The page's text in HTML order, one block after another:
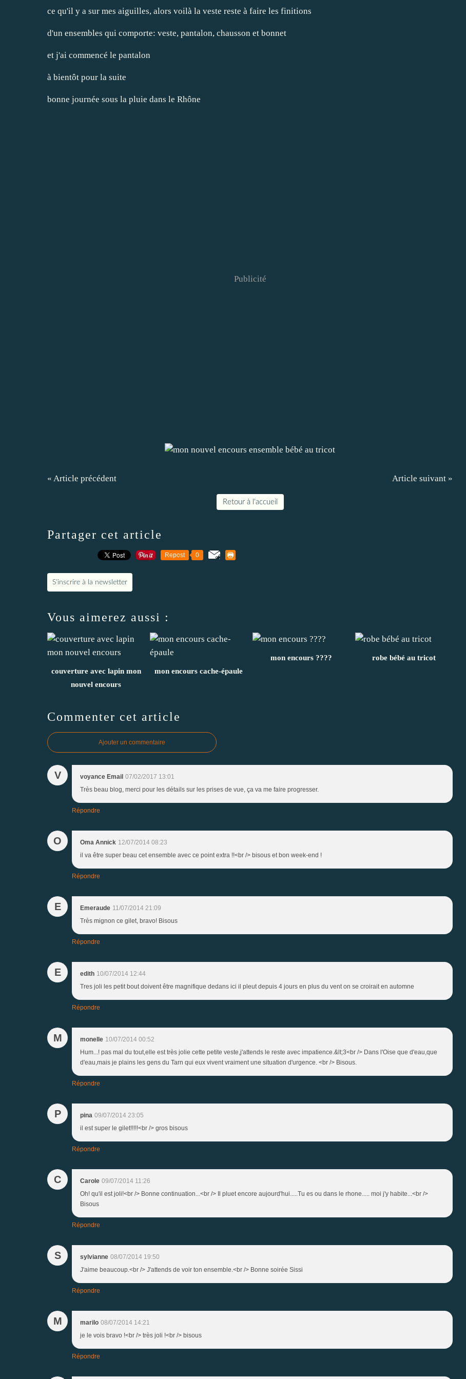
ce qu'il y a sur mes aiguilles, alors voilà la veste reste à faire les finitions
d'un ensembles qui comporte: veste, pantalon, chausson et bonnet
et j'ai commencé le pantalon
à bientôt pour la suite
bonne journée sous la pluie dans le Rhône
Publicité
« Article précédent Article suivant »
Retour à l'accueil
Partager cet article
Repost 0
S'inscrire à la newsletter
Vous aimerez aussi :
couverture avec lapin mon
nouvel encours
mon encours cache-épaule
mon encours ???? robe bébé au tricot
Commenter cet article
Ajouter un commentaire
V voyance Email 07/02/2017 13:01
Très beau blog, merci pour les détails sur les prises de vue, ça va me faire progresser.
Répondre
O Oma Annick 12/07/2014 08:23
il va être super beau cet ensemble avec ce point extra !!<br /> bisous et bon week-end !
Répondre
E Emeraude 11/07/2014 21:09
Très mignon ce gilet, bravo! Bisous
Répondre
E edith 10/07/2014 12:44
Tres joli les petit bout doivent être magnifique dedans ici il pleut depuis 4 jours en plus du vent on se croirait en automne
Répondre
M monelle 10/07/2014 00:52
Hum...! pas mal du tout,elle est très jolie cette petite veste,j'attends le reste avec impatience.&lt;3<br /> Dans l'Oise que d'eau,que
d'eau,mais je plains les gens du Tarn qui eux vivent vraiment une situation d'urgence. <br /> Bisous.
Répondre
P pina 09/07/2014 23:05
il est super le gilet!!!!!<br /> gros bisous
Répondre
C Carole 09/07/2014 11:26
Oh! qu'il est joli!<br /> Bonne continuation...<br /> Il pluet encore aujourd'hui.....Tu es ou dans le rhone..... moi j'y habite...<br />
Bisous
Répondre
S sylvianne 08/07/2014 19:50
J'aime beaucoup.<br /> J'attends de voir ton ensemble.<br /> Bonne soirée Sissi
Répondre
M marilo 08/07/2014 14:21
je le vois bravo !<br /> très joli !<br /> bisous
Répondre